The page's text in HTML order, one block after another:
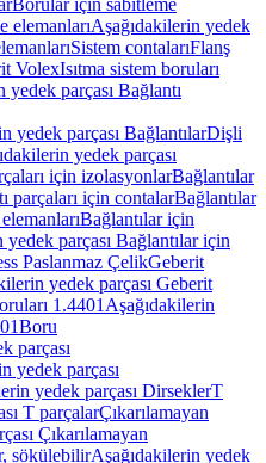
Borular için sabitleme
elemanlarıAşağıdakilerin yedek
Sistem contalarıFlanş
VolexIsıtma sistem boruları
yedek parçası Bağlantı
yedek parçası BağlantılarDişli
yedek parçası
için izolasyonlarBağlantılar
parçaları için contalarBağlantılar
Bağlantılar için
yedek parçası Bağlantılar için
Paslanmaz ÇelikGeberit
yedek parçası Geberit
1.4401 Aşağıdakilerin
Boru
parçası
yedek parçası
yedek parçası DirseklerT
T parçalarÇıkarılamayan
Çıkarılamayan
sökülebilirAşağıdakilerin yedek